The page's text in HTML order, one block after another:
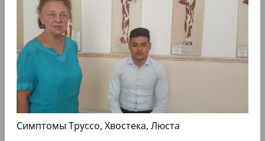
Симптомы Труссо, Хвостека, Люста